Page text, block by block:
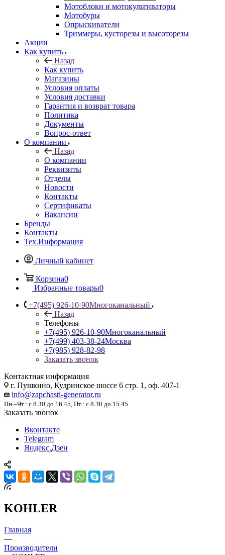
Мотоблоки и мотокультиваторы
Мотобуры
Опрыскиватели
Триммеры, кусторезы и высоторезы
Акции
Как купить
Назад
Как купить
Магазины
Условия оплаты
Условия доставки
Гарантия и возврат товара
Политика
Документы
Вопрос-ответ
О компании
Назад
О компании
Реквизиты
Отделы
Новости
Контакты
Сертификаты
Вакансии
Бренды
Контакты
Тех.Информация
Личный кабинет
Корзина0
Избранные товары0
+7(495) 926-10-90Многоканальный
Назад
Телефоны
+7(495) 926-10-90Многоканальный
+7(499) 403-38-24Москва
+7(985) 928-82-98
Заказать звонок
Контактная информация
г. Пушкино, Кудринское шоссе 6 стр. 1, оф. 407-1
info@zapchasti-generator.ru
Пн.–Чт.: с 8.30 до 16.45, Пт.: с 8.30 до 15.45
Заказать звонок
Вконтакте
Telegram
Яндекс.Дзен
KOHLER
Главная
—
Производители